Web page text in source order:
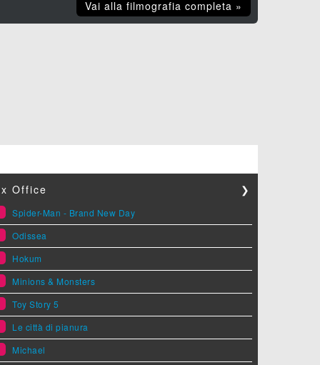
Vai alla filmografia completa »
Office ❯
Spider-Man - Brand New Day
Odissea
Hokum
Minions & Monsters
Toy Story 5
Le città di pianura
Michael